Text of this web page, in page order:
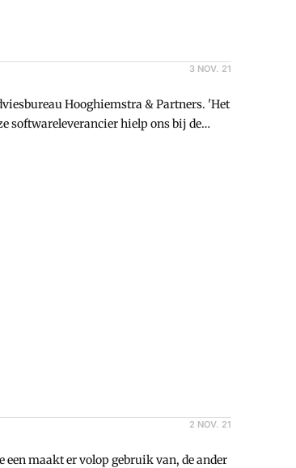
3 NOV. 21
Hooghiemstra & Partners. 'Het
softwareleverancier hielp ons bij de
2 NOV. 21
een maakt er volop gebruik van, de ander